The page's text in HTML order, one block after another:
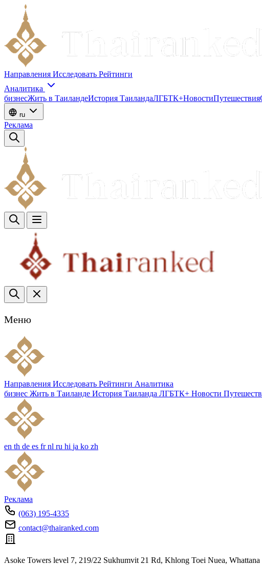
Направления Исследовать Рейтинги
Аналитика
бизнесЖить в ТаиландеИстория ТаиландаЛГБТК+НовостиПутешествия
ru
Реклама
Меню
Направления Исследовать Рейтинги Аналитика
бизнес Жить в Таиланде История Таиланда ЛГБТК+ Новости
en th de es fr nl ru hi ja ko zh
Реклама
(063) 195-4335
contact@thairanked.com
Asoke Towers level 7, 219/22 Sukhumvit 21 Rd, Khlong Toei Nuea,